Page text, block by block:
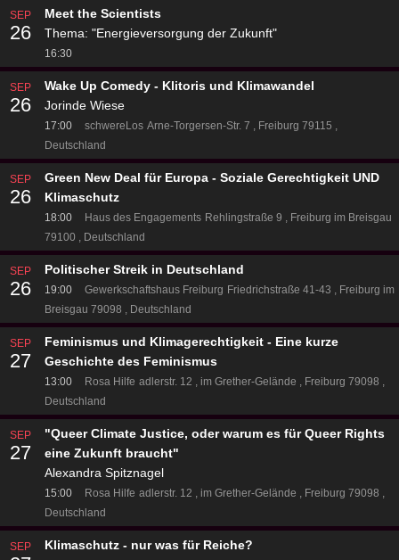
SEP
26
Meet the Scientists
Thema: "Energieversorgung der Zukunft"
16:30
SEP
26
Wake Up Comedy - Klitoris und Klimawandel
Jorinde Wiese
17:00 schwereLos Arne-Torgersen-Str. 7
Freiburg 79115
Deutschland
SEP
26
Green New Deal für Europa - Soziale Gerechtigkeit UND
Klimaschutz
18:00 Haus des Engagements Rehlingstraße 9
Freiburg im Breisgau
79100
Deutschland
SEP
26
Politischer Streik in Deutschland
19:00 Gewerkschaftshaus Freiburg Friedrichstraße 41-43
Freiburg im
Breisgau 79098
Deutschland
SEP
27
Feminismus und Klimagerechtigkeit - Eine kurze
Geschichte des Feminismus
13:00 Rosa Hilfe adlerstr. 12 im Grether-Gelände
Freiburg 79098
Deutschland
SEP
27
"Queer Climate Justice, oder warum es für Queer Rights
eine Zukunft braucht"
Alexandra Spitznagel
15:00 Rosa Hilfe adlerstr. 12 im Grether-Gelände
Freiburg 79098
Deutschland
SEP
Klimaschutz - nur was für Reiche?